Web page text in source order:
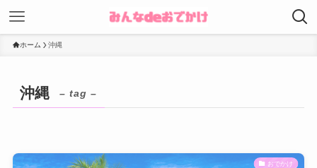
ホーム 沖縄
沖縄 – tag –
おでかけ